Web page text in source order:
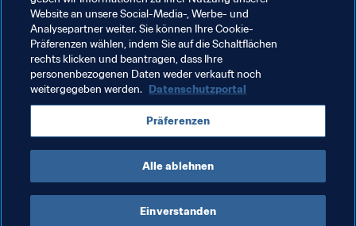
Initiativen wie die Fussballgipfel, um den Dialog mit den
Mitgliedsverbänden und Konföderationen zu
Entwicklungsfragen zu fördern.
Verwandte Themen
Förderung des Fussballs
Website an unsere Social-Media-, Werbe- und
Analysepartner weiter. Sie können Ihre Cookie-
Präferenzen wählen, indem Sie auf die Schaltflächen
rechts klicken und beantragen, dass Ihre
personenbezogenen Daten weder verkauft noch
weitergegeben werden. Datenschutzportal
Präferenzen
Alle ablehnen
Einverstanden